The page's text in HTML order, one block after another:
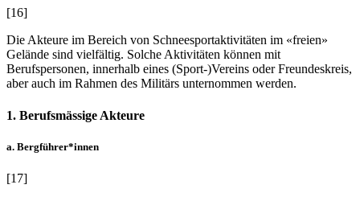
[16]
Die Akteure im Bereich von Schneesportaktivitäten im «freien»
Gelände sind vielfältig. Solche Aktivitäten können mit
Berufspersonen, innerhalb eines (Sport-)Vereins oder Freundeskreis,
aber auch im Rahmen des Militärs unternommen werden.
1. Berufsmässige Akteure
a. Bergführer*innen
[17]